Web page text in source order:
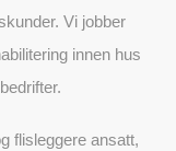
Vi jobber
innen hus
flisleggere ansatt,